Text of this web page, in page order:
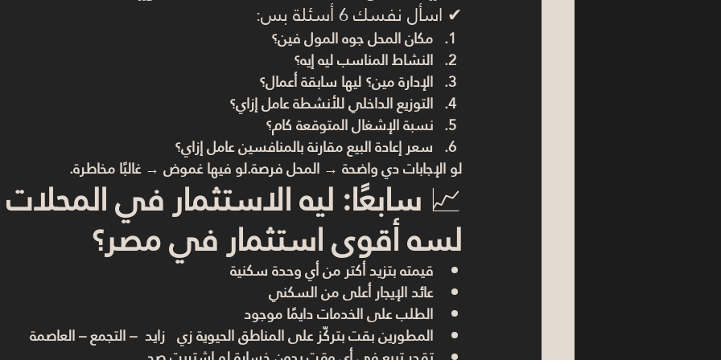
✔ اسأل نفسك 6 أسئلة بس:
مكان المحل جوه المول فين؟
النشاط المناسب ليه إيه؟
الإدارة مين؟ ليها سابقة أعمال؟
التوزيع الداخلي للأنشطة عامل إزاي؟
نسبة الإشغال المتوقعة كام؟
سعر إعادة البيع مقارنة بالمنافسين عامل إزاي؟
لو الإجابات دي واضحة → المحل فرصة.لو فيها غموض → غالبًا مخاطرة.
📈 سابعًا: ليه الاستثمار في المحلات
لسه أقوى استثمار في مصر؟
قيمته بتزيد أكتر من أي وحدة سكنية
عائد الإيجار أعلى من السكني
الطلب على الخدمات دايمًا موجود
المطورين بقت بتركّز على المناطق الحيوية زي   زايد  – التجمع – العاصمة